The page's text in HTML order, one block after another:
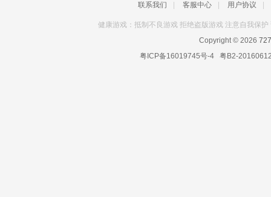
联系我们 客服中心 用户协议
健康游戏：抵制不良游戏 拒绝盗版游戏 注意自我保
Copyright © 2026
粤ICP备16019745号-4粤B2-